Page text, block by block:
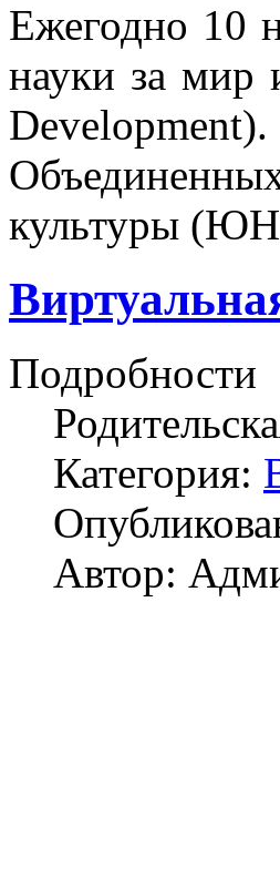
Ежегодно 10
науки за мир
культуры
Подробности
Категория:
Автор: